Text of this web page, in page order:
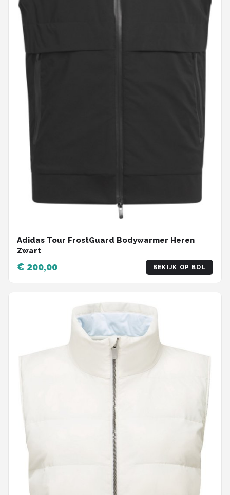
Adidas Tour FrostGuard Bodywarmer Heren
Zwart
€ 200,00 BEKIJK OP BOL